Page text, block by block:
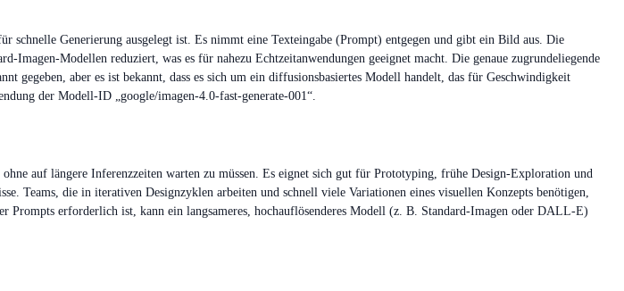
schnelle Generierung ausgelegt ist. Es nimmt eine Texteingabe (Prompt) entgegen und gibt ein Bild aus. Die
Modellen reduziert, was es für nahezu Echtzeitanwendungen geeignet macht. Die genaue zugrundeliegende
aber es ist bekannt, dass es sich um ein diffusionsbasiertes Modell handelt, das für Geschwindigkeit
der Modell-ID „google/imagen-4.0-fast-generate-001“.
auf längere Inferenzzeiten warten zu müssen. Es eignet sich gut für Prototyping, frühe Design-Exploration und
Teams, die in iterativen Designzyklen arbeiten und schnell viele Variationen eines visuellen Konzepts benötigen,
erforderlich ist, kann ein langsameres, hochauflösenderes Modell (z. B. Standard-Imagen oder DALL-E)